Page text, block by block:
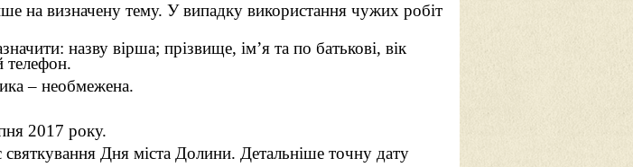
на визначену тему. У випадку використання чужих робіт
назву вірша; прізвище, ім’я та по батькові, вік
телефон.
– необмежена.
2017 року.
Дня міста Долини. Детальніше точну дату